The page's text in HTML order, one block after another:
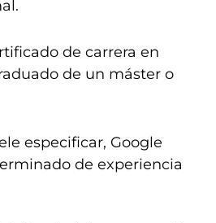
de carrera en
de un máster o
especificar, Google
de experiencia